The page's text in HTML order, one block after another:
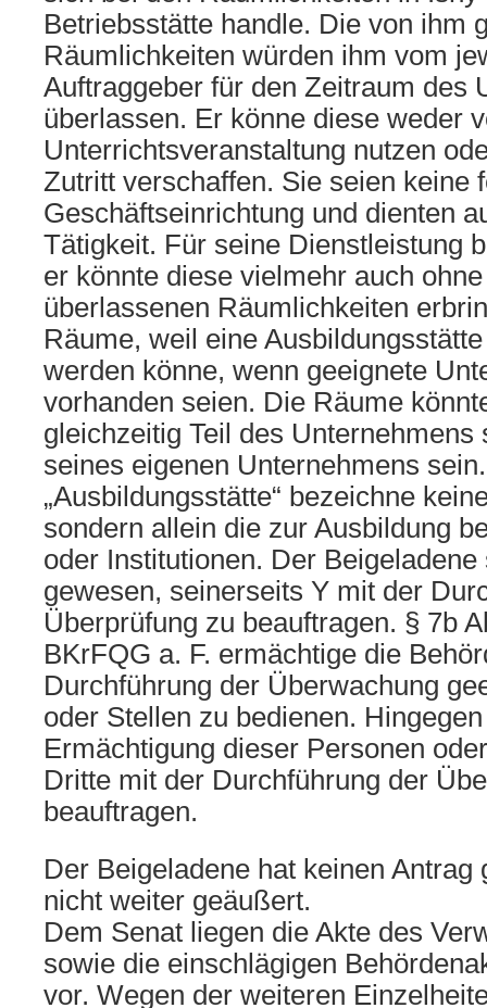
Betriebsstätte handle. Die von ihm
Räumlichkeiten würden ihm vom
Auftraggeber für den Zeitraum des
überlassen. Er könne diese weder
Unterrichtsveranstaltung nutzen
Zutritt verschaffen. Sie seien keine
Geschäftseinrichtung und dienten
Tätigkeit. Für seine Dienstleistung
er könnte diese vielmehr auch
überlassenen Räumlichkeiten
Räume, weil eine
werden könne, wenn geeignete
vorhanden seien. Die Räume
gleichzeitig Teil des Unternehmens
seines eigenen Unternehmens
„Ausbildungsstätte“ bezeichne
sondern allein die zur Ausbildung
oder Institutionen. Der
gewesen, seinerseits Y mit der
Überprüfung zu beauftragen. § 7b
BKrFQG a. F. ermächtige die
Durchführung der Überwachung
oder Stellen zu bedienen.
Ermächtigung dieser Personen
Dritte mit der Durchführung der
beauftragen.
Der Beigeladene hat keinen Antrag
nicht weiter geäußert.
Dem Senat liegen die Akte des
sowie die einschlägigen
vor. Wegen der weiteren